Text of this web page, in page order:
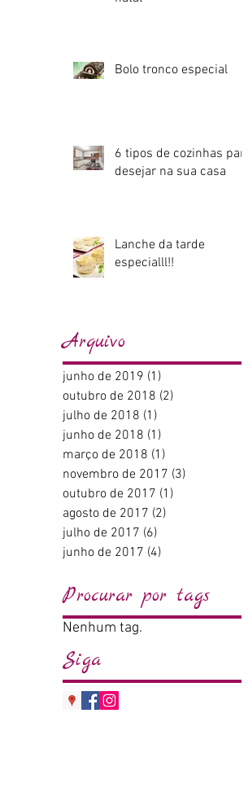
Bolo tronco especial
6 tipos de cozinhas para
desejar na sua casa
Lanche da tarde
especialll!!
Arquivo
junho de 2019 (1)
outubro de 2018 (2)
julho de 2018 (1)
junho de 2018 (1)
março de 2018 (1)
novembro de 2017 (3)
outubro de 2017 (1)
agosto de 2017 (2)
julho de 2017 (6)
junho de 2017 (4)
Procurar por tags
Nenhum tag.
Siga